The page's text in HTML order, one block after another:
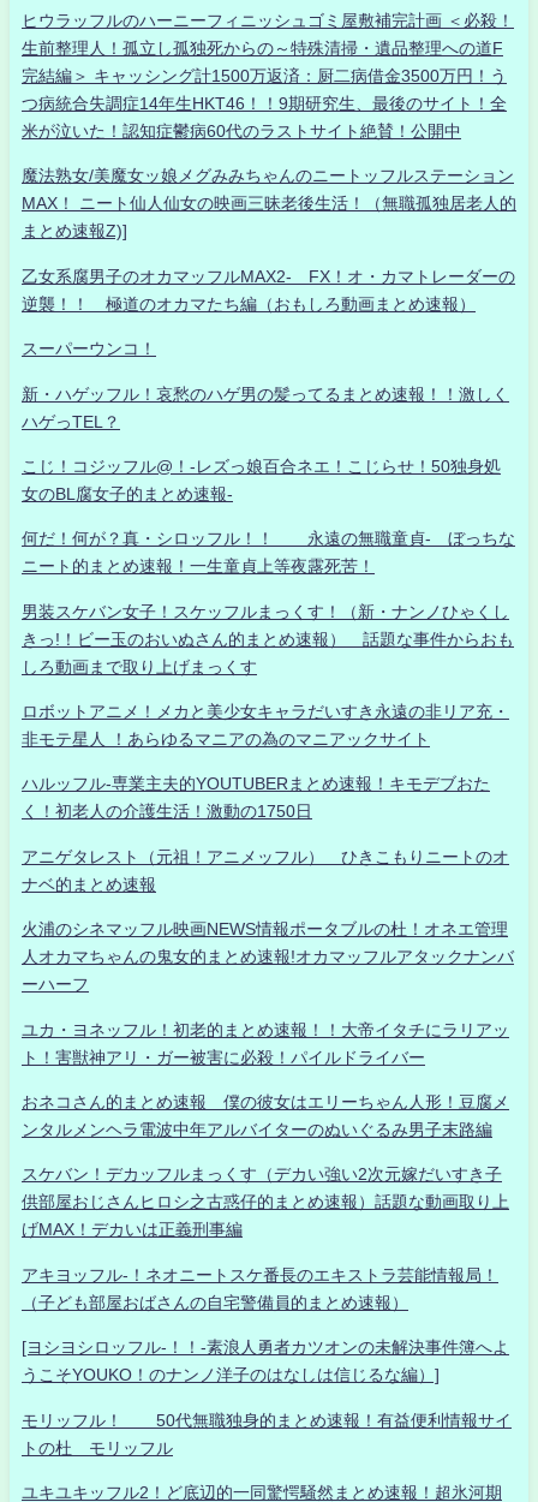
ヒウラッフルのハーニーフィニッシュゴミ屋敷補完計画 ＜必殺！
生前整理人！孤立し孤独死からの～特殊清掃・遺品整理への道F
完結編＞ キャッシング計1500万返済：厨二病借金3500万円！う
つ病統合失調症14年生HKT46！！9期研究生、最後のサイト！全
米が泣いた！認知症鬱病60代のラストサイト絶賛！公開中
魔法熟女/美魔女ッ娘メグみみちゃんのニートッフルステーション
MAX！ ニート仙人仙女の映画三昧老後生活！（無職孤独居老人的
まとめ速報Z)]
乙女系腐男子のオカマッフルMAX2- FX！オ・カマトレーダーの
逆襲！！ 極道のオカマたち編（おもしろ動画まとめ速報）
スーパーウンコ！
新・ハゲッフル！哀愁のハゲ男の髪ってるまとめ速報！！激しく
ハゲっTEL？
こじ！コジッフル@！-レズっ娘百合ネエ！こじらせ！50独身処
女のBL腐女子的まとめ速報-
何だ！何が？真・シロッフル！！ 永遠の無職童貞- ぼっちな
ニート的まとめ速報！一生童貞上等夜露死苦！
男装スケバン女子！スケッフルまっくす！（新・ナンノひゃくし
きっ!！ビー玉のおいぬさん的まとめ速報） 話題な事件からおも
しろ動画まで取り上げまっくす
ロボットアニメ！メカと美少女キャラだいすき永遠の非リア充・
非モテ星人 ！あらゆるマニアの為のマニアックサイト
ハルッフル-専業主夫的YOUTUBERまとめ速報！キモデブおた
く！初老人の介護生活！激動の1750日
アニゲタレスト（元祖！アニメッフル） ひきこもりニートのオ
ナベ的まとめ速報
火浦のシネマッフル映画NEWS情報ポータブルの杜！オネエ管理
人オカマちゃんの鬼女的まとめ速報!オカマッフルアタックナンバ
ーハーフ
ユカ・ヨネッフル！初老的まとめ速報！！大帝イタチにラリアッ
ト！害獣神アリ・ガー被害に必殺！パイルドライバー
おネコさん的まとめ速報 僕の彼女はエリーちゃん人形！豆腐メ
ンタルメンヘラ電波中年アルバイターのぬいぐるみ男子末路編
スケバン！デカッフルまっくす（デカい強い2次元嫁だいすき子
供部屋おじさんヒロシ之古惑仔的まとめ速報）話題な動画取り上
げMAX！デカいは正義刑事編
アキヨッフル-！ネオニートスケ番長のエキストラ芸能情報局！
（子ども部屋おばさんの自宅警備員的まとめ速報）
[ヨシヨシロッフル-！！-素浪人勇者カツオンの未解決事件簿へよ
うこそYOUKO！のナンノ洋子のはなしは信じるな編）]
モリッフル！ 50代無職独身的まとめ速報！有益便利情報サイ
トの杜 モリッフル
ユキユキッフル2！ど底辺的一同驚愕騒然まとめ速報！超氷河期